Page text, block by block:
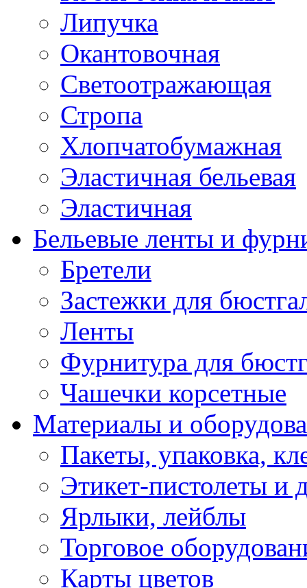
Липучка
Окантовочная
Светоотражающая
Стропа
Хлопчатобумажная
Эластичная бельевая
Эластичная
Бельевые ленты и
Бретели
Застежки для
Ленты
Фурнитура для
Чашечки корсетные
Материалы и
Пакеты, упаковка,
Этикет-пистолеты и
Ярлыки, лейблы
Торговое
Карты цветов